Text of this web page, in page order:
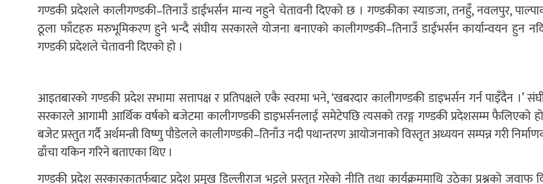
गण्डकी प्रदेशले कालीगण्डकी–तिनाउँ डाईभर्सन मान्य नहुने चेतावनी दिएको छ । गण्डकीका स्याङजा, तनहुँ, नवलपुर,
ठूला फाँटहरु मरुभूमिकरण हुने भन्दै संघीय सरकारले योजना बनाएको कालीगण्डकी–तिनाउँ डाईभर्सन कार्यान्वयन हुन
गण्डकी प्रदेशले चेतावनी दिएको हो ।
आइतबारको गण्डकी प्रदेश सभामा सत्तापक्ष र प्रतिपक्षले एकै स्वरमा भने, ‘खबरदार कालीगण्डकी डाइभर्सन गर्न पाइँदैन ।’
सरकारले आगामी आर्थिक वर्षको बजेटमा कालीगण्डकी डाइभर्सनलाई समेटेपछि त्यसको तरङ्ग गण्डकी प्रदेशसम्म फैलिएको
बजेट प्रस्तुत गर्दै अर्थमन्त्री विष्णु पौडेलले कालीगण्डकी–तिनाँउ नदी पथान्तरण आयोजनाको विस्तृत अध्ययन सम्पन्न गरी
ढाँचा यकिन गरिने बताएका थिए ।
गण्डकी प्रदेश सरकारकातर्फबाट प्रदेश प्रमुख डिल्लीराज भट्टले प्रस्तुत गरेको नीति तथा कार्यक्रममाथि उठेका प्रश्नको जवाफ